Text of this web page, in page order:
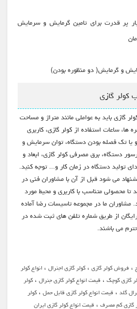
پر قدرت برای تامین گرمایش و سرمایش
و گرمایش( دو منظوره بودن)
کولر گازی
گازی باید به عواملی مانند متراژ و مساحت
ها، ساعات استفاده از کولر گازی، کاربری
یا تک فصله بودن دستگاه، توان سرمایش و
دستگاه، برق مصرفی کولر گازی، ابعاد و
تولید دستگاه در زمان کار و... توجه کنید.
می شود قبل از آن با مشاوران فنی در
محصولی متناسب با کاربری و محیط مورد
مشاوران ما در مجموعه تاسیسات رضا آماده
از طریق شماره تلفن های ثبت شده در
می باشند.
، فروش کولر گازی،کولر گازی اجنرال،انواع کولر
گازی کوچک، قیمت انواع کولر گازی جنرال،کولر
گلد، قیمت انواع کولر گازی قابل حمل،کولر
گازی کم مصرف، قیمت انواع کولر گازی ایران